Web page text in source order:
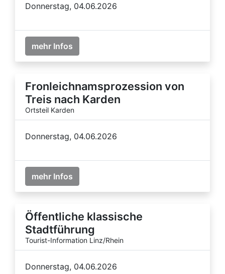
Donnerstag, 04.06.2026
mehr Infos
Fronleichnamsprozession von
Treis nach Karden
Ortsteil Karden
Donnerstag, 04.06.2026
mehr Infos
Öffentliche klassische
Stadtführung
Tourist-Information Linz/Rhein
Donnerstag, 04.06.2026